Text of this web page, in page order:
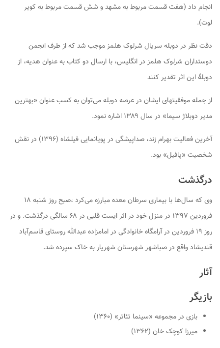
انجام داد (هفت قسمت مربوط به مشهد و شش قسمت مربوط به کویر
لوت).
دقت نظر در دوبله سریال شرلوک هلمز موجب شد که از طرف انجمن
دوستداران شرلوک هلمز در انگلیس، با ارسال دو کتاب به عنوان هدیه، از
دوبلهٔ این اثر تقدیر کنند
از جمله موفقیتهای ایشان در عرصه دوبله می‌توان به کسب عنوان «بهترین
مدیر دوبلاژ سیما» در سال ۱۳۸۹ اشاره نمود.
آخرین فعالیت بهرام زند، صداپیشگی در پویانمایی فیلشاه (۱۳۹۶) در نقش
شخصیت «پافیل» بود.
درگذشت
وی که سال‌ها با بیماری سرطان معده مبارزه می‌کرد ،صبح روز شنبه ۱۸
فروردین ۱۳۹۷ در منزل خود در اثر ایست قلبی در ۶۸ سالگی درگذشت. و در
روز ۱۹ فروردین در آرامگاه خانوادگی در امامزاده عبدالله روستای قاسم‌آباد
قندیشاد واقع در صباشهر شهرستان شهریار به خاک سپرده شد.
آثار
بازیگر
بازی در مجموعه «سینما تئاتر» (۱۳۶۰)
میرزا کوچک خان (۱۳۶۲)